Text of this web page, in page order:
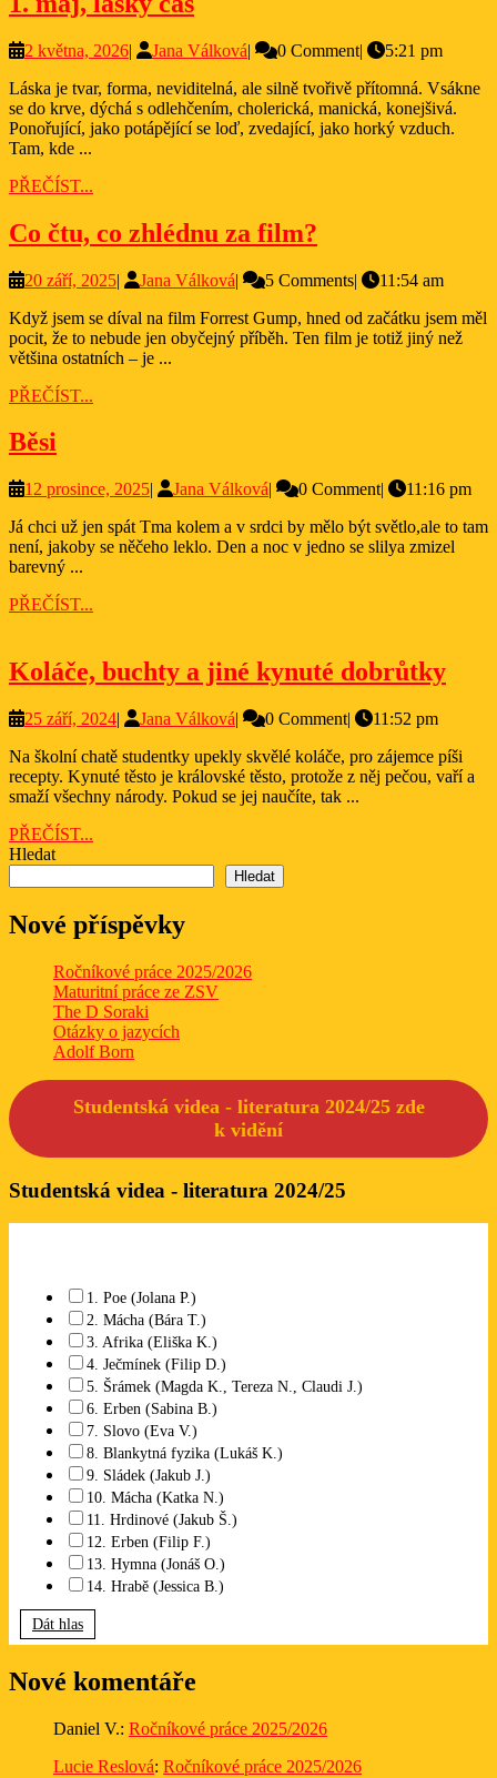
lásky
čas
2 května, 20262
2026
| Jana VálkováJana
| 0 Comment|
5:21 pm
Láska je tvar, forma, neviditelná, ale silně tvořivě přítomná. Vsákne
se do krve, dýchá s odlehčením, cholerická, manická, konejšivá.
Ponořující, jako potápějící se loď, zvedající, jako horký vzduch.
Tam, kde ...
PŘEČÍST...
Co čtu, co zhlédnu za film?
co
zhlédnu
za
20 září, 202520
2025
| Jana VálkováJana
| 5 Comments|
11:54 am
Když jsem se díval na film Forrest Gump, hned od začátku jsem měl
pocit, že to nebude jen obyčejný příběh. Ten film je totiž jiný než
většina ostatních – je ...
PŘEČÍST...
Běsi
12 prosince, 202512
2025
| Jana VálkováJana
| 0 Comment|
11:16 pm
Já chci už jen spát Tma kolem a v srdci by mělo být světlo,ale to tam
není, jakoby se něčeho leklo. Den a noc v jedno se slilya zmizel
barevný ...
PŘEČÍST...
Koláče, buchty a jiné kynuté dobrůtky
jiné
25 září, 202425
2024
| Jana VálkováJana
| 0 Comment|
11:52 pm
Na školní chatě studentky upekly skvělé koláče, pro zájemce píši
recepty. Kynuté těsto je královské těsto, protože z něj pečou, vaří a
smaží všechny národy. Pokud se jej naučíte, tak ...
PŘEČÍST...
Hledat
Hledat
Nové příspěvky
Ročníkové práce 2025/2026
Maturitní práce ze ZSV
The D Soraki
Otázky o jazycích
Adolf Born
Studentská videa - literatura 2024/25 zde
k vidění
Studentská videa - literatura 2024/25
1. Poe (Jolana P.)
2. Mácha (Bára T.)
3. Afrika (Eliška K.)
4. Ječmínek (Filip D.)
5. Šrámek (Magda K., Tereza N., Claudi J.)
6. Erben (Sabina B.)
7. Slovo (Eva V.)
8. Blankytná fyzika (Lukáš K.)
9. Sládek (Jakub J.)
10. Mácha (Katka N.)
11. Hrdinové (Jakub Š.)
12. Erben (Filip F.)
13. Hymna (Jonáš O.)
14. Hrabě (Jessica B.)
Dát hlas
Nové komentáře
Daniel V.: Ročníkové práce 2025/2026
Lucie Reslová: Ročníkové práce 2025/2026